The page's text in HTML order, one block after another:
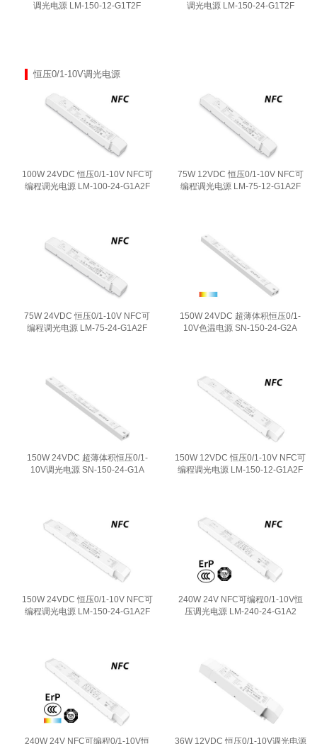
调光电源 LM-150-12-G1T2F
调光电源 LM-150-24-G1T2F
恒压0/1-10V调光电源
100W 24VDC 恒压0/1-10V NFC可
编程调光电源 LM-100-24-G1A2F
75W 12VDC 恒压0/1-10V NFC可
编程调光电源 LM-75-12-G1A2F
75W 24VDC 恒压0/1-10V NFC可
编程调光电源 LM-75-24-G1A2F
150W 24VDC 超薄体积恒压0/1-
10V色温电源 SN-150-24-G2A
150W 24VDC 超薄体积恒压0/1-
10V调光电源 SN-150-24-G1A
150W 12VDC 恒压0/1-10V NFC可
编程调光电源 LM-150-12-G1A2F
150W 24VDC 恒压0/1-10V NFC可
编程调光电源 LM-150-24-G1A2F
240W 24V NFC可编程0/1-10V恒
压调光电源 LM-240-24-G1A2
240W 24V NFC可编程0/1-10V恒 36W 12VDC 恒压0/1-10V调光电源